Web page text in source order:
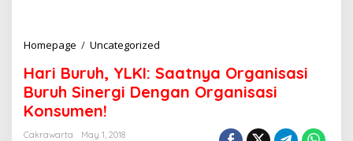
Homepage / Uncategorized
r
i
B
Hari Buruh, YLKI: Saatnya Organisasi
Buruh Sinergi Dengan Organisasi
Konsumen!
Cakrawarta
May 1, 2018